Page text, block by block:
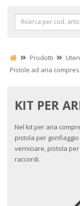
Prodotti
Pistole ad aria
KIT PER
Nel kit per aria
pistola per
verniciare, pistola
raccordi.